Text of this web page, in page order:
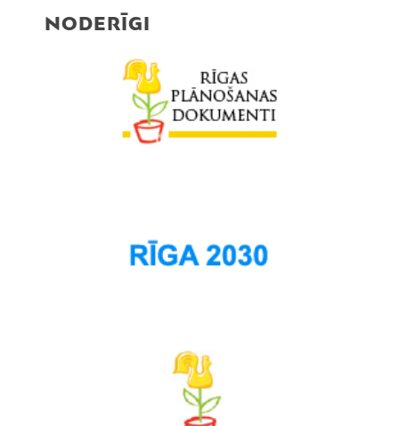
NODERĪGI